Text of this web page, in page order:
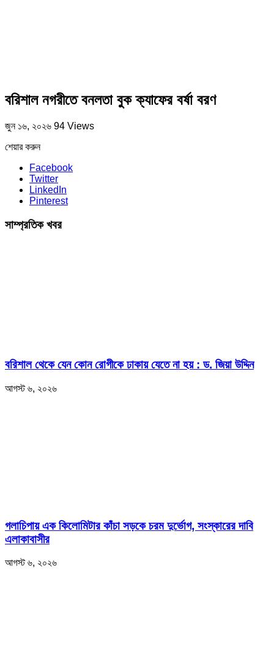
বরিশাল নগরীতে বনলতা বুক ক্যাফের বর্ষা বরণ
জুন ১৬, ২০২৬ 94 Views
শেয়ার করুন
Facebook
Twitter
LinkedIn
Pinterest
সাম্প্রতিক খবর
বরিশাল থেকে যেন কোন রোগীকে ঢাকায় যেতে না হয় : ড. জিয়া উদ্দিন
আগস্ট ৬, ২০২৬
‎গলাচিপায় এক কিলোমিটার কাঁচা সড়কে চরম দুর্ভোগ, সংস্কারের দাবি
এলাকাবাসীর
আগস্ট ৬, ২০২৬